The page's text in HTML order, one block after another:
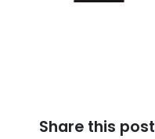
Share this post